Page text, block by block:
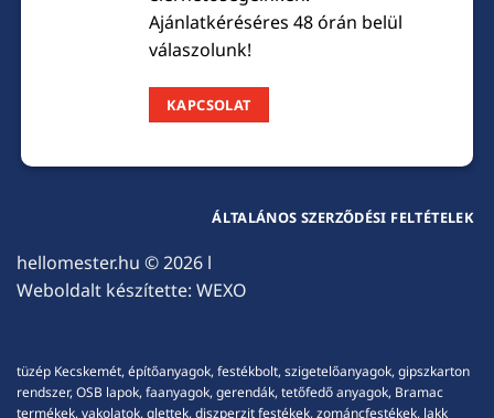
Ajánlatkéréséres 48 órán belül
válaszolunk!
KAPCSOLAT
hellomester.hu © 2026 l
Weboldalt készítette: WEXO
ÁLTALÁNOS SZERZŐDÉSI FELTÉTELEK
tüzép Kecskemét, építőanyagok, festékbolt, szigetelőanyagok, gipszkarton
rendszer, OSB lapok, faanyagok, gerendák, tetőfedő anyagok, Bramac
termékek, vakolatok, glettek, diszperzit festékek, zománcfestékek, lakk